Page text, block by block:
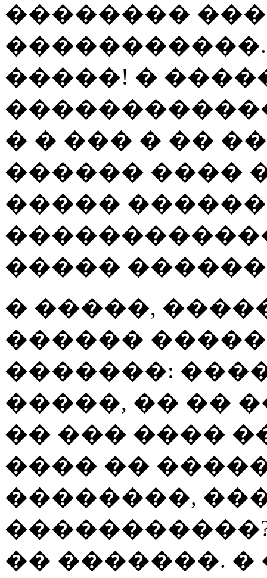
��������
�����������.
�����! �
� � ��� � ��
������ ����
�����
�����
� �����,
������
�������:
�����, �� ��
�� ��� ����
���� ��
��������,
�� �������. �